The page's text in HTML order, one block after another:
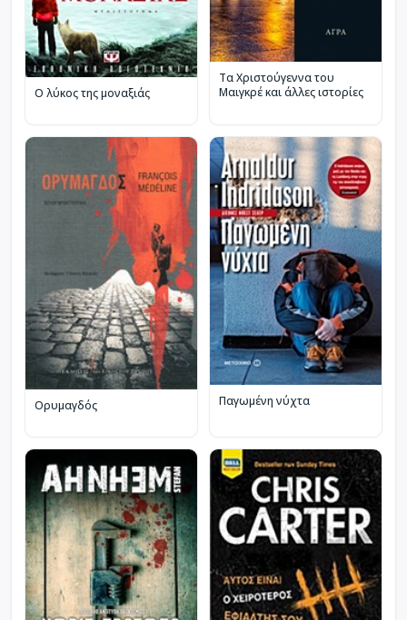
Ο λύκος της μοναξιάς
Τα Χριστούγεννα του
Μαιγκρέ και άλλες ιστορίες
Ορυμαγδός Παγωμένη νύχτα